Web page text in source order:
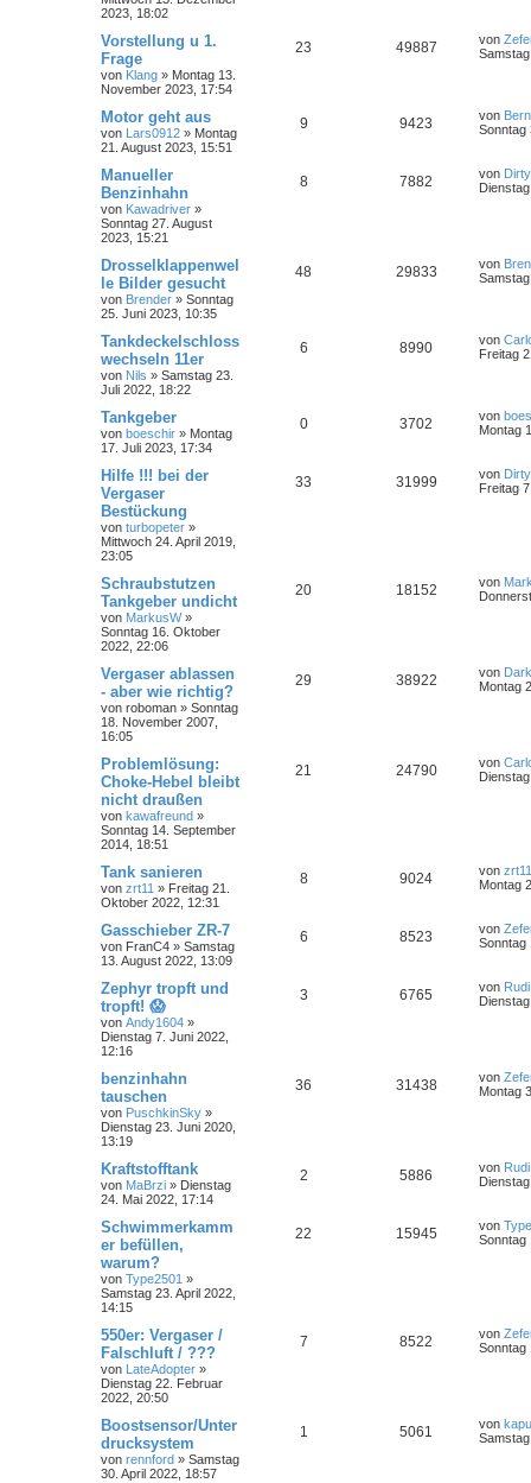
2023, 18:02
Vorstellung u 1.
Frage
von Klang » Montag 13.
November 2023, 17:54
23 49887 von
Motor geht aus
von Lars0912 » Montag
21. August 2023, 15:51
9 9423 von
Sonntag
Manueller
Benzinhahn
von Kawadriver »
Sonntag 27. August
2023, 15:21
8 7882 von
Drosselklappenwel
le Bilder gesucht
von Brender » Sonntag
25. Juni 2023, 10:35
48 29833 von
Tankdeckelschloss
wechseln 11er
von Nils » Samstag 23.
Juli 2022, 18:22
6 8990 von
Freitag
Tankgeber
von boeschir » Montag
17. Juli 2023, 17:34
0 3702 von
Montag
Hilfe !!! bei der
Vergaser
Bestückung
von turbopeter »
Mittwoch 24. April 2019,
23:05
33 31999 von
Freitag
Schraubstutzen
Tankgeber undicht
von MarkusW»
Sonntag 16. Oktober
2022, 22:06
20 18152 von
Vergaser ablassen
- aber wie richtig?
von roboman » Sonntag
18. November 2007,
16:05
29 38922 von
Montag
Problemlösung:
Choke-Hebel bleibt
nicht draußen
von kawafreund »
Sonntag 14. September
2014, 18:51
21 24790 von
Tank sanieren
von zrt11 » Freitag 21.
Oktober 2022, 12:31
8 9024 von zrt11
Montag
Gasschieber ZR-7
von FranC4 » Samstag
13. August 2022, 13:09
6 8523 von
Sonntag
Zephyr tropft und
tropft! 😱
von Andy1604 »
Dienstag 7. Juni 2022,
12:16
3 6765 von Rudi
benzinhahn
tauschen
von PuschkinSky »
Dienstag 23. Juni 2020,
13:19
36 31438 von
Montag
Kraftstofftank
von MaBrzi » Dienstag
24. Mai 2022, 17:14
2 5886 von Rudi
Schwimmerkamm
er befüllen,
warum?
von Type2501 »
Samstag 23. April 2022,
14:15
22 15945 von
Sonntag
550er: Vergaser /
Falschluft / ???
von LateAdopter »
Dienstag 22. Februar
2022, 20:50
7 8522 von
Sonntag
Boostsensor/Unter
drucksystem
von rennford » Samstag
30. April 2022, 18:57
1 5061 von